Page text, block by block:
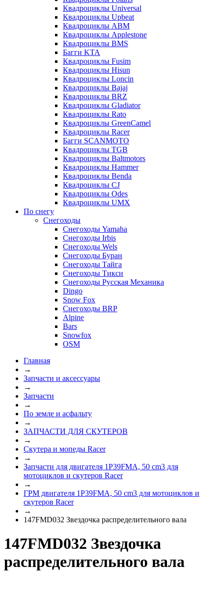
Квадроциклы Universal
Квадроциклы Upbeat
Квадроциклы ABM
Квадроциклы Applestone
Квадроциклы BMS
Багги KTA
Квадроциклы Fusim
Квадроциклы Hisun
Квадроциклы Loncin
Квадроциклы Bajaj
Квадроциклы BRZ
Квадроциклы Gladiator
Квадроциклы Rato
Квадроциклы GreenCamel
Квадроциклы Racer
Багги SCANMOTO
Квадроциклы TGB
Квадроциклы Baltmotors
Квадроциклы Hammer
Квадроциклы Benda
Квадроциклы CJ
Квадроциклы Odes
Квадроциклы UMX
По снегу
Снегоходы
Снегоходы Yamaha
Снегоходы Irbis
Снегоходы Wels
Снегоходы Буран
Снегоходы Тайга
Снегоходы Тикси
Снегоходы Русская Механика
Dingo
Snow Fox
Снегоходы BRP
Alpine
Bars
Snowfox
OSM
Главная
→
Запчасти и аксессуары
→
Запчасти
→
По земле и асфальту
→
ЗАПЧАСТИ ДЛЯ СКУТЕРОВ
→
Скутера и мопеды Racer
→
Запчасти для двигателя 1P39FMA, 50 cm3 для
мотоциклов и скутеров Racer
→
ГРМ двигателя 1P39FMA, 50 cm3 для мотоциклов и
скутеров Racer
→
147FMD032 Звездочка распределительного вала
147FMD032 Звездочка
распределительного вала